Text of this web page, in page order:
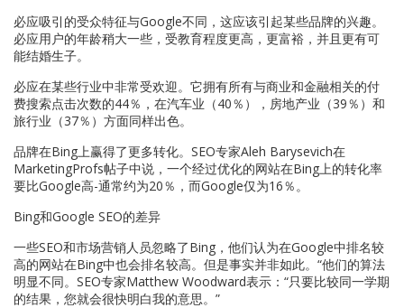
必应吸引的受众特征与Google不同，这应该引起某些品牌的兴趣。
必应用户的年龄稍大一些，受教育程度更高，更富裕，并且更有可
能结婚生子。
必应在某些行业中非常受欢迎。它拥有所有与商业和金融相关的付
费搜索点击次数的44％，在汽车业（40％），房地产业（39％）和
旅行业（37％）方面同样出色。
品牌在Bing上赢得了更多转化。SEO专家Aleh Barysevich在
MarketingProfs帖子中说，一个经过优化的网站在Bing上的转化率
要比Google高-通常约为20％，而Google仅为16％。
Bing和Google SEO的差异
一些SEO和市场营销人员忽略了Bing，他们认为在Google中排名较
高的网站在Bing中也会排名较高。但是事实并非如此。“他们的算法
明显不同。SEO专家Matthew Woodward表示：“只要比较同一学期
的结果，您就会很快明白我的意思。”